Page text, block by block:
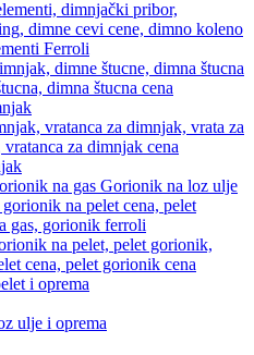
Ferroli
na gas Gorionik na loz ulje
i oprema
ulje i oprema